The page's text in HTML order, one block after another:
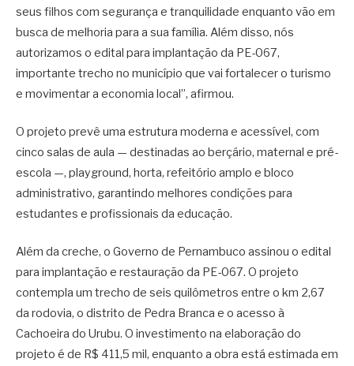
seus filhos com segurança e tranquilidade enquanto vão em
busca de melhoria para a sua família. Além disso, nós
autorizamos o edital para implantação da PE-067,
importante trecho no município que vai fortalecer o turismo
e movimentar a economia local”, afirmou.
O projeto prevê uma estrutura moderna e acessível, com
cinco salas de aula — destinadas ao berçário, maternal e pré-
escola —, playground, horta, refeitório amplo e bloco
administrativo, garantindo melhores condições para
estudantes e profissionais da educação.
Além da creche, o Governo de Pernambuco assinou o edital
para implantação e restauração da PE-067. O projeto
contempla um trecho de seis quilômetros entre o km 2,67
da rodovia, o distrito de Pedra Branca e o acesso à
Cachoeira do Urubu. O investimento na elaboração do
projeto é de R$ 411,5 mil, enquanto a obra está estimada em